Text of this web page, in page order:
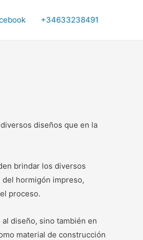
+34633238491
diseños que en la
brindar los diversos
hormigón impreso,
proceso.
diseño, sino también en
material de construcción